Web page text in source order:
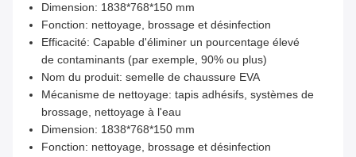
Dimension: 1838*768*150 mm
Fonction: nettoyage, brossage et désinfection
Efficacité: Capable d'éliminer un pourcentage élevé
de contaminants (par exemple, 90% ou plus)
Nom du produit: semelle de chaussure EVA
Mécanisme de nettoyage: tapis adhésifs, systèmes de
brossage, nettoyage à l'eau
Dimension: 1838*768*150 mm
Fonction: nettoyage, brossage et désinfection